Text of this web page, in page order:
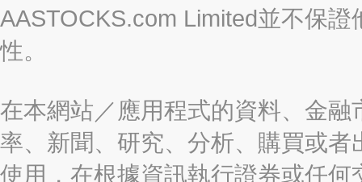
AASTOCKS.com Limited並不保
性。
在本網站／應用程式的資料、金
率、新聞、研究、分析、購買或
使用，在根據資訊執行證券或任